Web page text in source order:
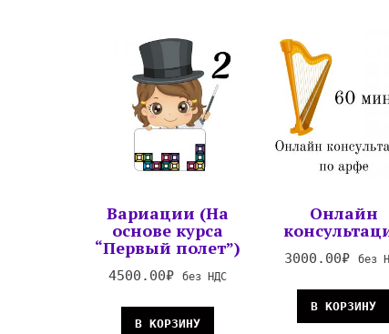
Вариации (На
основе курса
“Первый полет”)
4500.00₽ без НДС
В КОРЗИНУ
Онлайн
3000.00₽ без
В КОРЗИНУ